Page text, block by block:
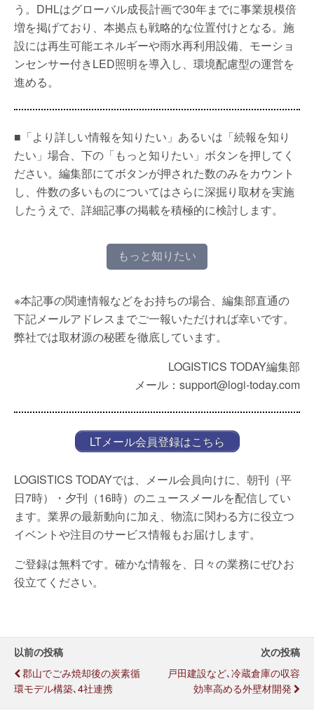
う。DHLはグローバル成長計画で30年までに事業規模倍
増を掲げており、本拠点も戦略的な位置付けとなる。施
設には再生可能エネルギーや雨水再利用設備、モーショ
ンセンサー付きLED照明を導入し、環境配慮型の運営を
進める。
■「より詳しい情報を知りたい」あるいは「続報を知り
たい」場合、下の「もっと知りたい」ボタンを押してく
ださい。編集部にてボタンが押された数のみをカウント
し、件数の多いものについてはさらに深掘り取材を実施
したうえで、詳細記事の掲載を積極的に検討します。
もっと知りたい
※本記事の関連情報などをお持ちの場合、編集部直通の
下記メールアドレスまでご一報いただければ幸いです。
弊社では取材源の秘匿を徹底しています。
LOGISTICS TODAY編集部
メール：support@logi-today.com
LTメール会員登録はこちら
LOGISTICS TODAYでは、メール会員向けに、朝刊（平
日7時）・夕刊（16時）のニュースメールを配信してい
ます。業界の最新動向に加え、物流に関わる方に役立つ
イベントや注目のサービス情報もお届けします。
ご登録は無料です。確かな情報を、日々の業務にぜひお
役立てください。
以前の投稿
郡山でごみ焼却後の炭素循
環モデル構築､4社連携
次の投稿
戸田建設など､冷蔵倉庫の収容
効率高める外壁材開発